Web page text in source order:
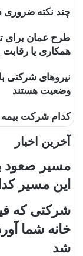
چند نکته ضروری
طرح عمان برای
همکاری یا رقابت
نیروهای شرکتی
وضعیت هستند
کدام شرکت بیمه
آخرین اخبار
مسیر صعود
این مسیر
شرکتی که
خانه شما
شد